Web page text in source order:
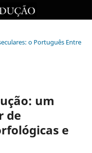
o Português Entre
um
de
e